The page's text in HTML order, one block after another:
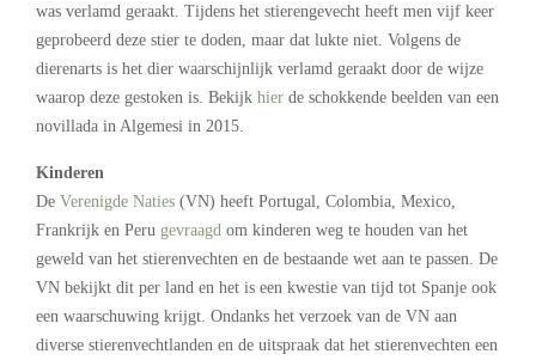
was verlamd geraakt. Tijdens het stierengevecht heeft men vijf keer
geprobeerd deze stier te doden, maar dat lukte niet. Volgens de
dierenarts is het dier waarschijnlijk verlamd geraakt door de wijze
waarop deze gestoken is. Bekijk hier de schokkende beelden van een
novillada in Algemesi in 2015.
Kinderen
De Verenigde Naties (VN) heeft Portugal, Colombia, Mexico,
Frankrijk en Peru gevraagd om kinderen weg te houden van het
geweld van het stierenvechten en de bestaande wet aan te passen. De
VN bekijkt dit per land en het is een kwestie van tijd tot Spanje ook
een waarschuwing krijgt. Ondanks het verzoek van de VN aan
diverse stierenvechtlanden en de uitspraak dat het stierenvechten een